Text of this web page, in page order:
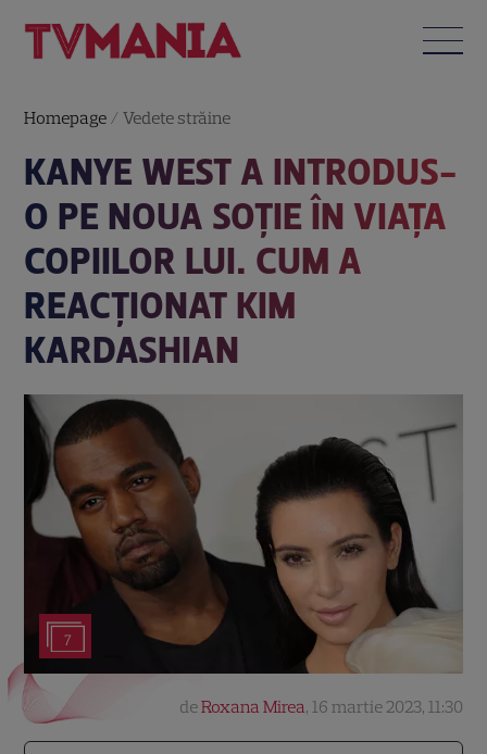
Homepage /Vedete străine
KANYE WEST A INTRODUS-
O PE NOUA SOȚIE ÎN VIAȚA
COPIILOR LUI. CUM A
REACȚIONAT KIM
KARDASHIAN
7
deRoxana Mirea, 16 martie 2023, 11:30